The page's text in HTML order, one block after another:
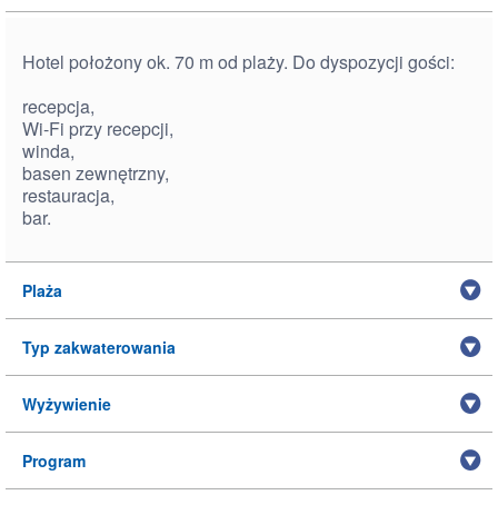
Hotel położony ok. 70 m od plaży. Do dyspozycji gości:
recepcja,
Wi-Fi przy recepcji,
winda,
basen zewnętrzny,
restauracja,
bar.
Plaża
Typ zakwaterowania
Wyżywienie
Program